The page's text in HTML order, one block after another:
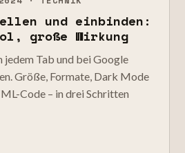
und einbinden:
große Wirkung
jedem Tab und bei Google
Größe, Formate, Dark Mode
Code – in drei Schritten